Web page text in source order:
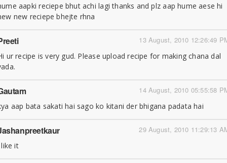
aapki reciepe bhut achi lagi thanks and plz aap hume aese hi
new reciepe bhejte rhna
13 August, 2010 12:26:49
ur recipe is very gud. Please upload recipe for making chana dal
14 August, 2010 05:55:58
aap bata sakati hai sago ko kitani der bhigana padata hai
29 August, 2010 11:29:13
it